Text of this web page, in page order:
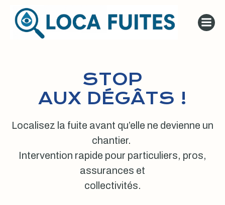
au
contenu
STOP
AUX DÉGÂTS !
Localisez la fuite avant qu’elle ne devienne un
chantier.
Intervention rapide pour particuliers, pros,
assurances et
collectivités.